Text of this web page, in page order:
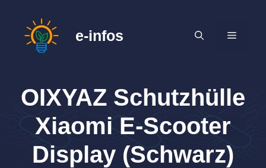
springen
e-infos MENÜ
OIXYAZ Schutzhülle
Xiaomi E-Scooter
Display (Schwarz)